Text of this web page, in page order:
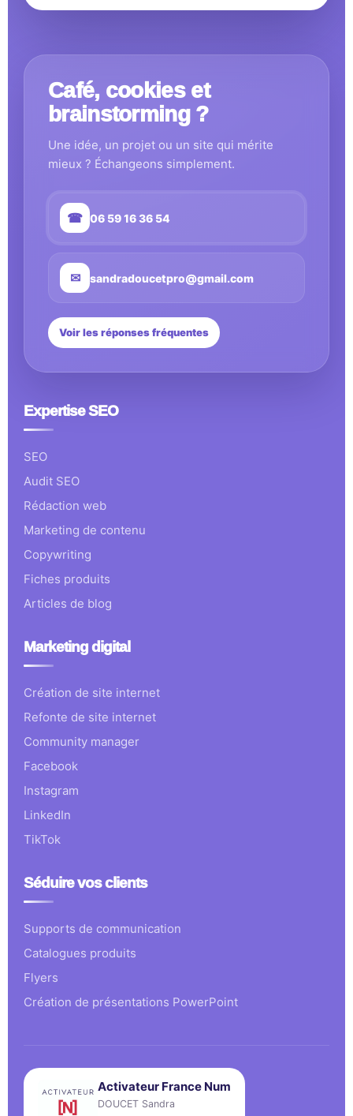
Café, cookies et
brainstorming ?
Une idée, un projet ou un site qui mérite
mieux ? Échangeons simplement.
☎ 06 59 16 36 54
✉ sandradoucetpro@gmail.com
Voir les réponses fréquentes
Expertise SEO
SEO
Audit SEO
Rédaction web
Marketing de contenu
Copywriting
Fiches produits
Articles de blog
Marketing digital
Création de site internet
Refonte de site internet
Community manager
Facebook
Instagram
LinkedIn
TikTok
Séduire vos clients
Supports de communication
Catalogues produits
Flyers
Création de présentations PowerPoint
Activateur France Num
DOUCET Sandra